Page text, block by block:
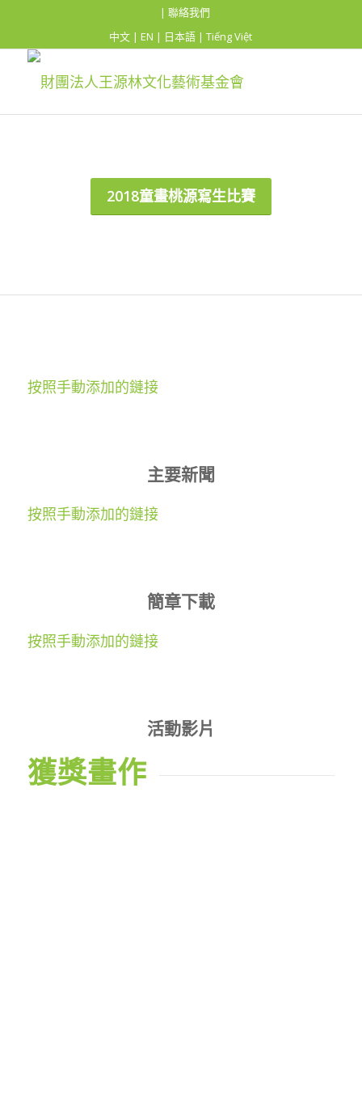
| 聯絡我們
中文 |EN | 日本語 |Tiếng Việt
2018童畫桃源寫生比賽
按照手動添加的鏈接
主要新聞
按照手動添加的鏈接
簡章下載
按照手動添加的鏈接
活動影片
獲獎畫作